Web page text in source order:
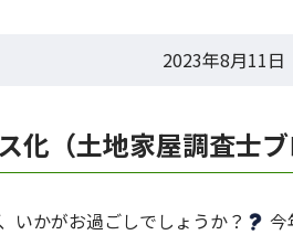
2023年8月11日
化（土地家屋調査士ブ
いかがお過ごしでしょうか？ 今